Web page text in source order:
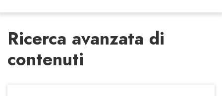
Ricerca avanzata di
contenuti